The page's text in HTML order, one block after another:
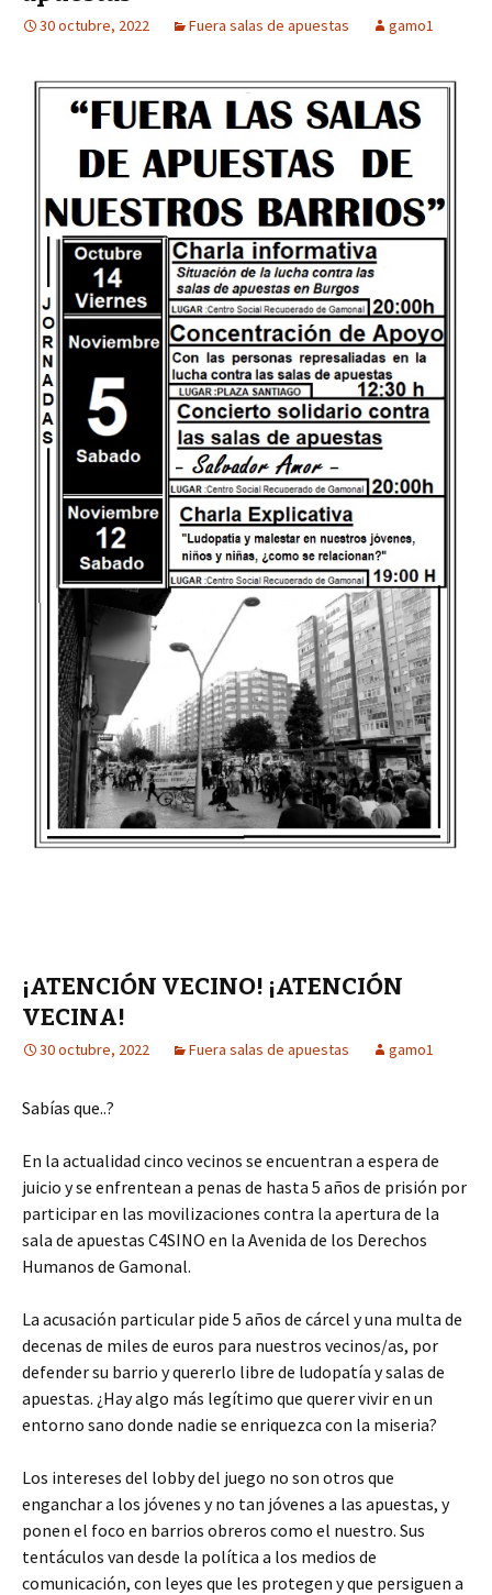
30 octubre, 2022 Fuera salas de apuestas gamo1
¡ATENCIÓN VECINO! ¡ATENCIÓN
VECINA!
30 octubre, 2022 Fuera salas de apuestas gamo1
Sabías que..?
En la actualidad cinco vecinos se encuentran a espera de
juicio y se enfrentean a penas de hasta 5 años de prisión por
participar en las movilizaciones contra la apertura de la
sala de apuestas C4SINO en la Avenida de los Derechos
Humanos de Gamonal.
La acusación particular pide 5 años de cárcel y una multa de
decenas de miles de euros para nuestros vecinos/as, por
defender su barrio y quererlo libre de ludopatía y salas de
apuestas. ¿Hay algo más legítimo que querer vivir en un
entorno sano donde nadie se enriquezca con la miseria?
Los intereses del lobby del juego no son otros que
enganchar a los jóvenes y no tan jóvenes a las apuestas, y
ponen el foco en barrios obreros como el nuestro. Sus
tentáculos van desde la política a los medios de
comunicación, con leyes que les protegen y que persiguen a